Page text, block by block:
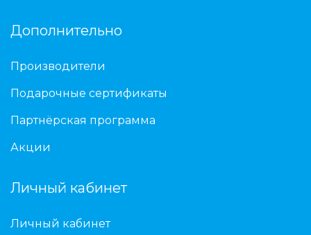
Дополнительно
Производители
Подарочные сертификаты
Партнёрская программа
Акции
Личный кабинет
Личный кабинет